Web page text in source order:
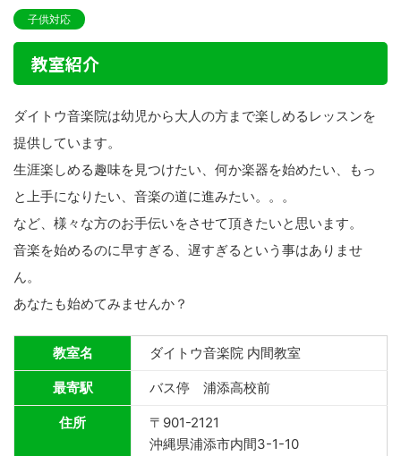
子供対応
教室紹介
ダイトウ音楽院は幼児から大人の方まで楽しめるレッスンを
提供しています。
生涯楽しめる趣味を見つけたい、何か楽器を始めたい、もっ
と上手になりたい、音楽の道に進みたい。。。
など、様々な方のお手伝いをさせて頂きたいと思います。
音楽を始めるのに早すぎる、遅すぎるという事はありませ
ん。
あなたも始めてみませんか？
教室名 ダイトウ音楽院 内間教室
最寄駅 バス停 浦添高校前
住所
〒901-2121
沖縄県浦添市内間3-1-10